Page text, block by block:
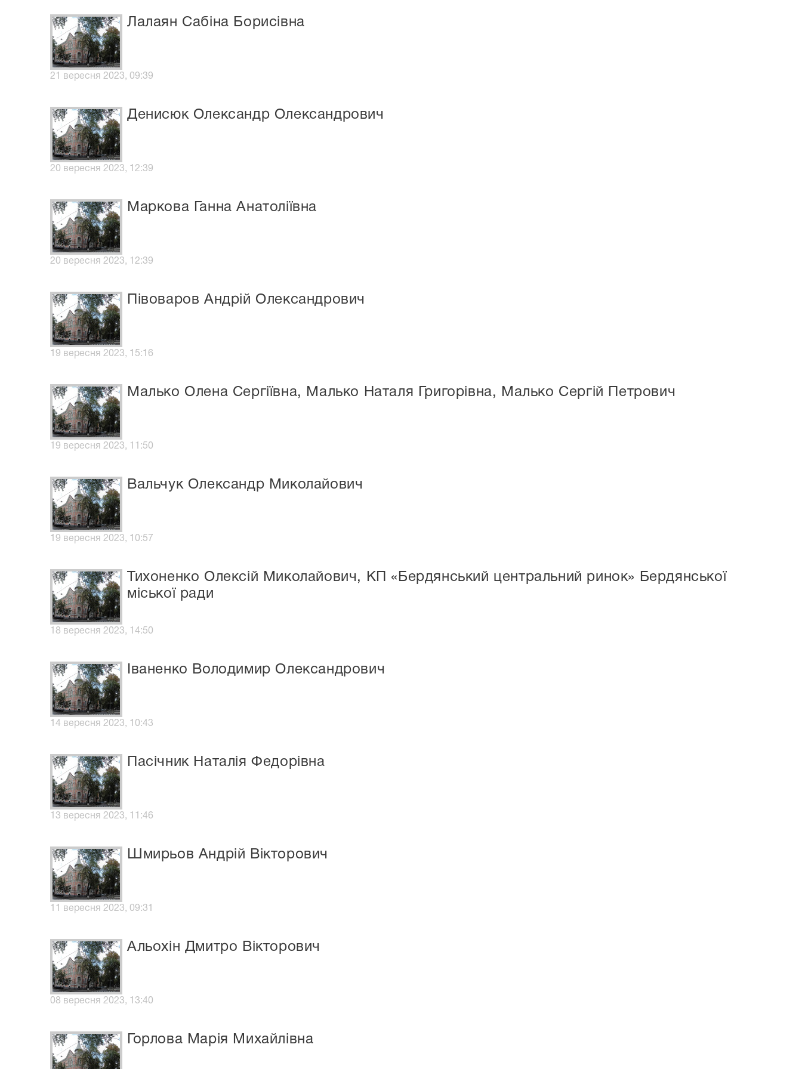
Лалаян Сабіна Борисівна
21 вересня 2023, 09:39
Денисюк Олександр Олександрович
20 вересня 2023, 12:39
Маркова Ганна Анатоліївна
20 вересня 2023, 12:39
Півоваров Андрій Олександрович
19 вересня 2023, 15:16
Малько Олена Сергіївна, Малько Наталя Григорівна, Малько Сергій Петрович
19 вересня 2023, 11:50
Вальчук Олександр Миколайович
19 вересня 2023, 10:57
Тихоненко Олексій Миколайович, КП «Бердянський центральний ринок» Бердянської
міської ради
18 вересня 2023, 14:50
Іваненко Володимир Олександрович
14 вересня 2023, 10:43
Пасічник Наталія Федорівна
13 вересня 2023, 11:46
Шмирьов Андрій Вікторович
11 вересня 2023, 09:31
Альохін Дмитро Вікторович
08 вересня 2023, 13:40
Горлова Марія Михайлівна